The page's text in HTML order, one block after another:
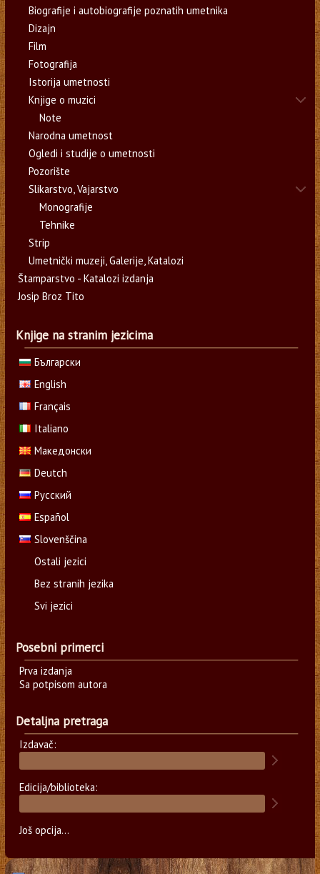
Biografije i autobiografije poznatih umetnika
Dizajn
Film
Fotografija
Istorija umetnosti
Knjige o muzici
Note
Narodna umetnost
Ogledi i studije o umetnosti
Pozorište
Slikarstvo, Vajarstvo
Monografije
Tehnike
Strip
Umetnički muzeji, Galerije, Katalozi
Štamparstvo - Katalozi izdanja
Josip Broz Tito
Knjige na stranim jezicima
Български
English
Français
Italiano
Македонски
Deutch
Русский
Español
Slovenščina
Ostali jezici
Bez stranih jezika
Svi jezici
Posebni primerci
Prva izdanja
Sa potpisom autora
Detaljna pretraga
Izdavač:
Edicija/biblioteka:
Još opcija...